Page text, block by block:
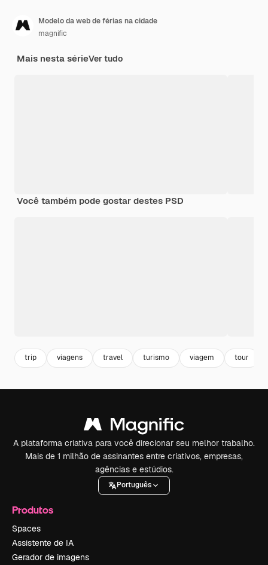
Modelo da web de férias na cidade
magnific
Mais nesta sérieVer tudo
Você também pode gostar destes PSD
trip viagens travel turismo viagem tour
A plataforma criativa para você direcionar seu melhor trabalho.
Mais de 1 milhão de assinantes entre criativos, empresas,
agências e estúdios.
Português
Produtos
Spaces
Assistente de IA
Gerador de imagens